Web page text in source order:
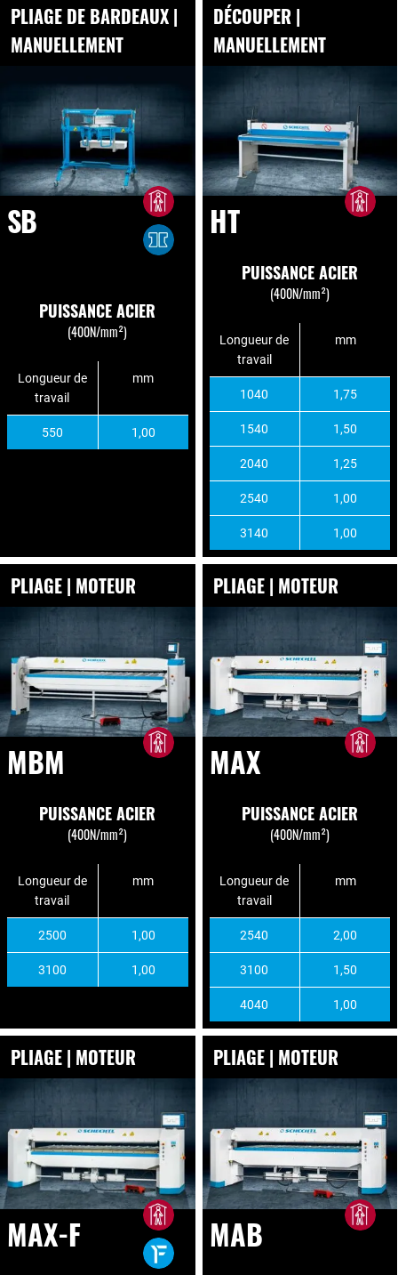
PLIAGE DE BARDEAUX |
MANUELLEMENT
SB
PUISSANCE ACIER
(400N/mm²)
Longueur de
travail
mm
550 1,00
DÉCOUPER |
MANUELLEMENT
HT
PUISSANCE ACIER
(400N/mm²)
Longueur de
travail
mm
1040 1,75
1540 1,50
2040 1,25
2540 1,00
3140 1,00
PLIAGE | MOTEUR
MBM
PUISSANCE ACIER
(400N/mm²)
Longueur de
travail
mm
2500 1,00
3100 1,00
PLIAGE | MOTEUR
MAX
PUISSANCE ACIER
(400N/mm²)
Longueur de
travail
mm
2540 2,00
3100 1,50
4040 1,00
PLIAGE | MOTEUR
MAX-F
PLIAGE | MOTEUR
MAB